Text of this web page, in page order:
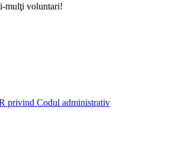
mulţi voluntari!
privind Codul administrativ